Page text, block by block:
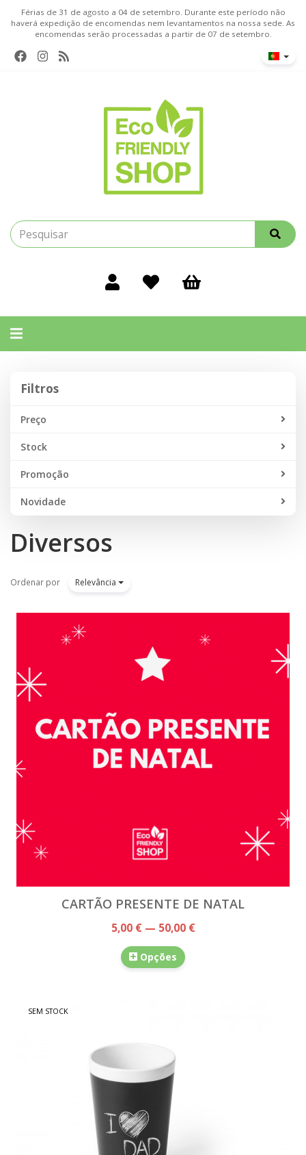
Férias de 31 de agosto a 04 de setembro. Durante este período não
haverá expedição de encomendas nem levantamentos na nossa sede. As
encomendas serão processadas a partir de 07 de setembro.
Alternar
Filtros
Preço
Stock
Promoção
Novidade
Diversos
Ordenar por Relevância
CARTÃO PRESENTE DE NATAL
5,00 € — 50,00 €
Opções
SEM STOCK